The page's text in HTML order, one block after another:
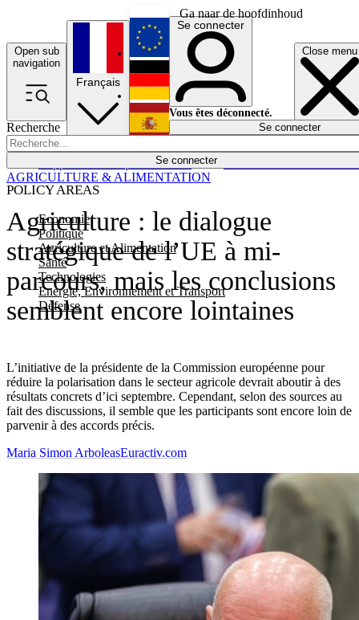
Ga naar de hoofdinhoud
Open sub
navigation
Close menu
Recherche
Se connecter
POLICY AREAS
Economie
Politique
Agriculture et Alimentation
Santé
Technologies
Energie, Environnement et Transport
Défense
Économie
Français
English
Deutsch
Español
Se connecter
Vous êtes déconnecté.
Se connecter
Agriculture : le dialogue
stratégique de l’UE à mi-
parcours, mais les conclusions
semblent encore lointaines
L’initiative de la présidente de la Commission européenne pour
réduire la polarisation dans le secteur agricole devrait aboutir à des
résultats concrets d’ici septembre. Cependant, selon des sources au
fait des discussions, il semble que les participants sont encore loin de
parvenir à des accords précis.
AGRICULTURE & ALIMENTATION
Maria Simon ArboleasEuractiv.com